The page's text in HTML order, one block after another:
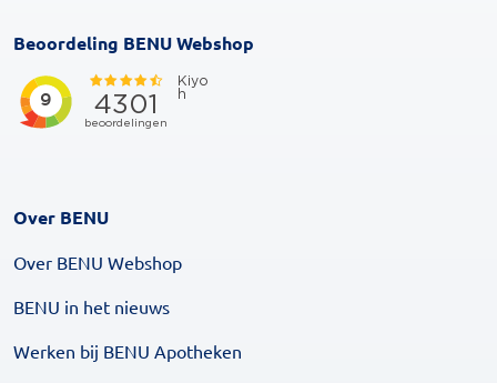
Beoordeling BENU Webshop
Over BENU
Over BENU Webshop
BENU in het nieuws
Werken bij BENU Apotheken